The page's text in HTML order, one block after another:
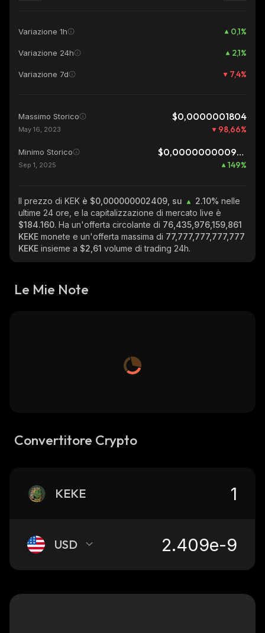
Variazione 1h 0,1%
Variazione 24h 2,1%
Variazione 7d 7,4%
Massimo Storico $0,0000001804
May 16, 2023 98,66%
Minimo Storico $0,0000000009676
Sep 1, 2025 149%
Il prezzo di KEK è $0,000000002409, su 2.10% nelle
ultime 24 ore, e la capitalizzazione di mercato live è
$184.160. Ha un'offerta circolante di 76,435,976,159,861
KEKE monete e un'offerta massima di 77,777,777,777,777
KEKE insieme a $2,61 volume di trading 24h.
Le Mie Note
Convertitore Crypto
KEKE
USD